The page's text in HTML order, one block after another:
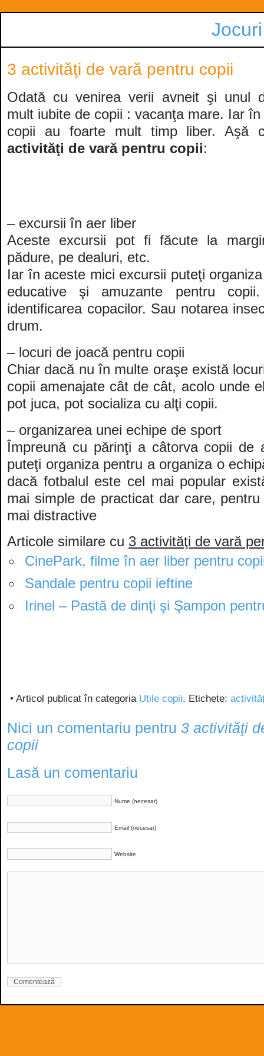
3 activităţi de vară pentru copii
Odată cu venirea verii avneit şi unul
mult iubite de copii : vacanţa mare. Iar
copii au foarte mult timp liber. Aşă
activităţi de vară pentru copii:
– excursii în aer liber
Aceste excursii pot fi făcute la
pădure, pe dealuri, etc.
Iar în aceste mici excursii puteţi
educative şi amuzante pentru
identificarea copacilor. Sau notarea
drum.
– locuri de joacă pentru copii
Chiar dacă nu în multe oraşe există
copii amenajate cât de cât, acolo unde
pot juca, pot socializa cu alţi copii.
– organizarea unei echipe de sport
Împreună cu părinţi a câtorva copii de
puteţi organiza pentru a organiza o
dacă fotbalul este cel mai popular
mai simple de practicat dar care,
mai distractive
Articole similare cu 3 activităţi de vară
CinePark, filme în aer liber pentru
Sandale pentru copii ieftine
Irinel – Pastă de dinţi şi Şampon
• Articol publicat în categoria Utile copii. Etichete:
Nici un comentariu pentru 3 activităţi
copii
Lasă un comentariu
Nume (necesar)
Email (necesar)
Website